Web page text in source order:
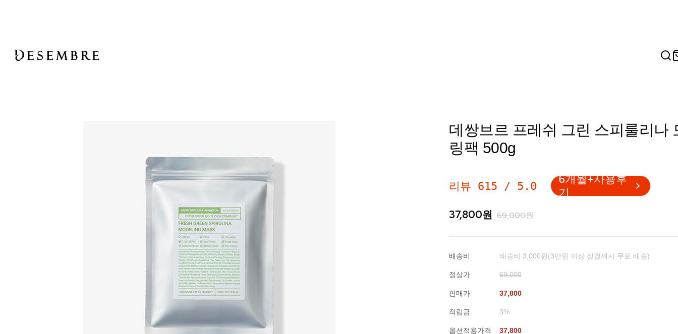
데쌍브르 프레쉬 그린 스피룰리나
링팩 500g
리뷰 615 / 5.0
6개월+사용후
기
37,800원 69,000원
배송비 배송비 3,000원(3만원 이상 실결제시 무료 배송)
정상가 69,000
판매가 37,800
적립금 3%
옵션적용가격 37,800